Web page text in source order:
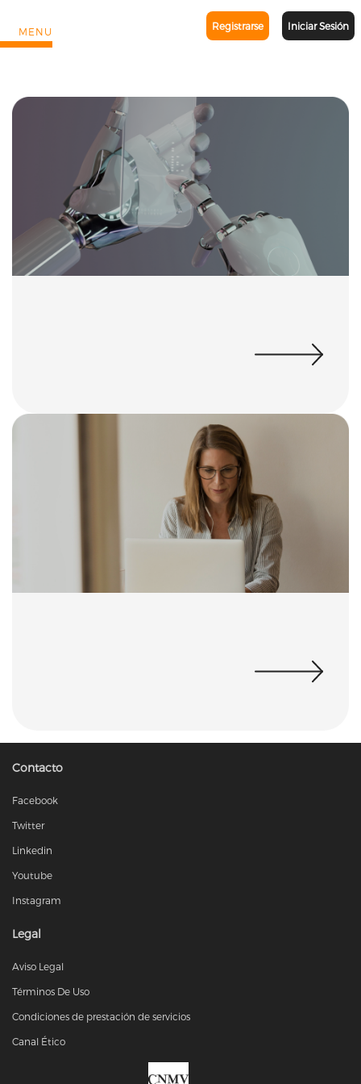
Registrarse Iniciar Sesión
MENU
QUIÉNES SOMOS
METODOLOGÍA
FAQ
GESTORAS
OPERATIVA
PENSIONES
BLOG
Contacto
Facebook
Twitter
Linkedin
Youtube
Instagram
Legal
Aviso Legal
Términos De Uso
Condiciones de prestación de servicios
Canal Ético